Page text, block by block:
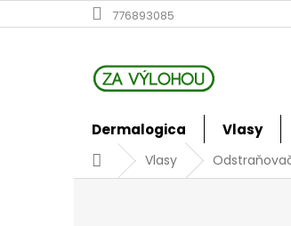
na
776893085
Dermalogica Vlasy
DomůVlasy